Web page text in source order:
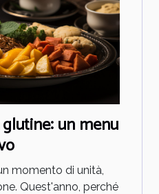
un menu
momento di unità,
Quest'anno, perché